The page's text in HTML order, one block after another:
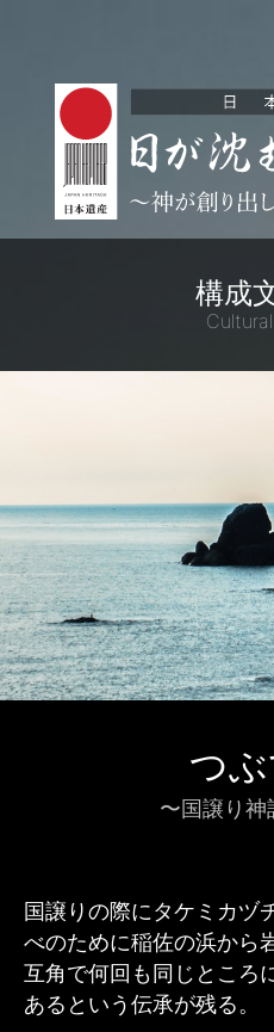
構成
つ
〜国譲り神
国譲りの際にタケミカヅ
べのために稲佐の浜から
互角で何回も同じところ
あるという伝承が残る。